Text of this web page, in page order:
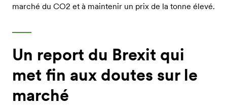
marché du CO2 et à maintenir un prix de la tonne élevé.
Un report du Brexit qui
met fin aux doutes sur le
marché